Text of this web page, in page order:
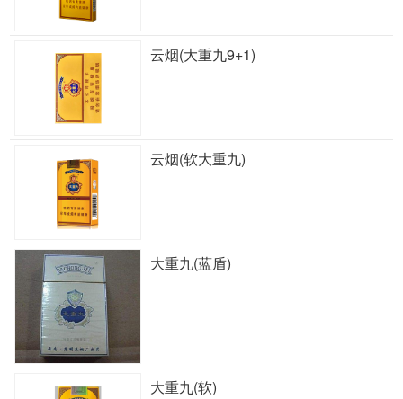
云烟(大重九9+1)
云烟(软大重九)
大重九(蓝盾)
大重九(软)